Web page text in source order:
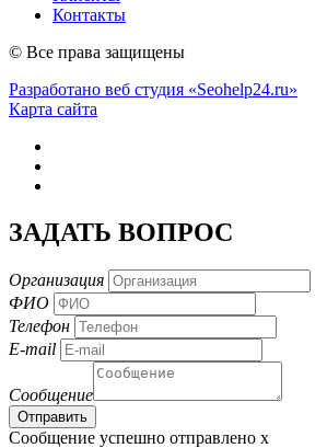
Контакты
© Все права защищены
Разработано веб студия «Seohelp24.ru»
Карта сайта
ЗАДАТЬ ВОПРОС
Организация
ФИО
Телефон
E-mail
Сообщение
Сообщение успешно отправлено x